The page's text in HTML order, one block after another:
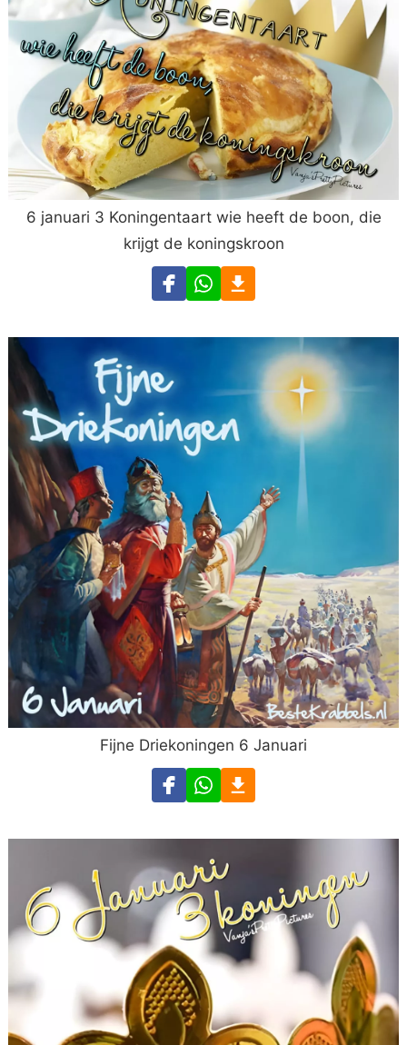
6 januari 3 Koningentaart wie heeft de boon, die
krijgt de koningskroon
Fijne Driekoningen 6 Januari